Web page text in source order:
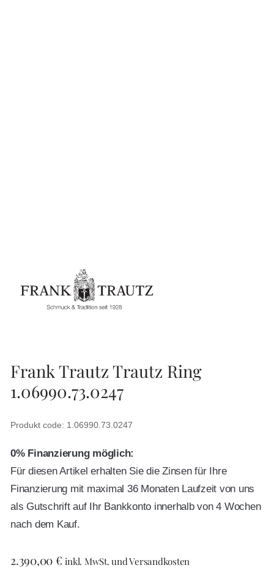
Frank Trautz Trautz Ring
1.06990.73.0247
Produkt code: 1.06990.73.0247
0% Finanzierung möglich:
Für diesen Artikel erhalten Sie die Zinsen für Ihre
Finanzierung mit maximal 36 Monaten Laufzeit von uns
als Gutschrift auf Ihr Bankkonto innerhalb von 4 Wochen
nach dem Kauf.
2.390,00€ inkl. MwSt. und Versandkosten